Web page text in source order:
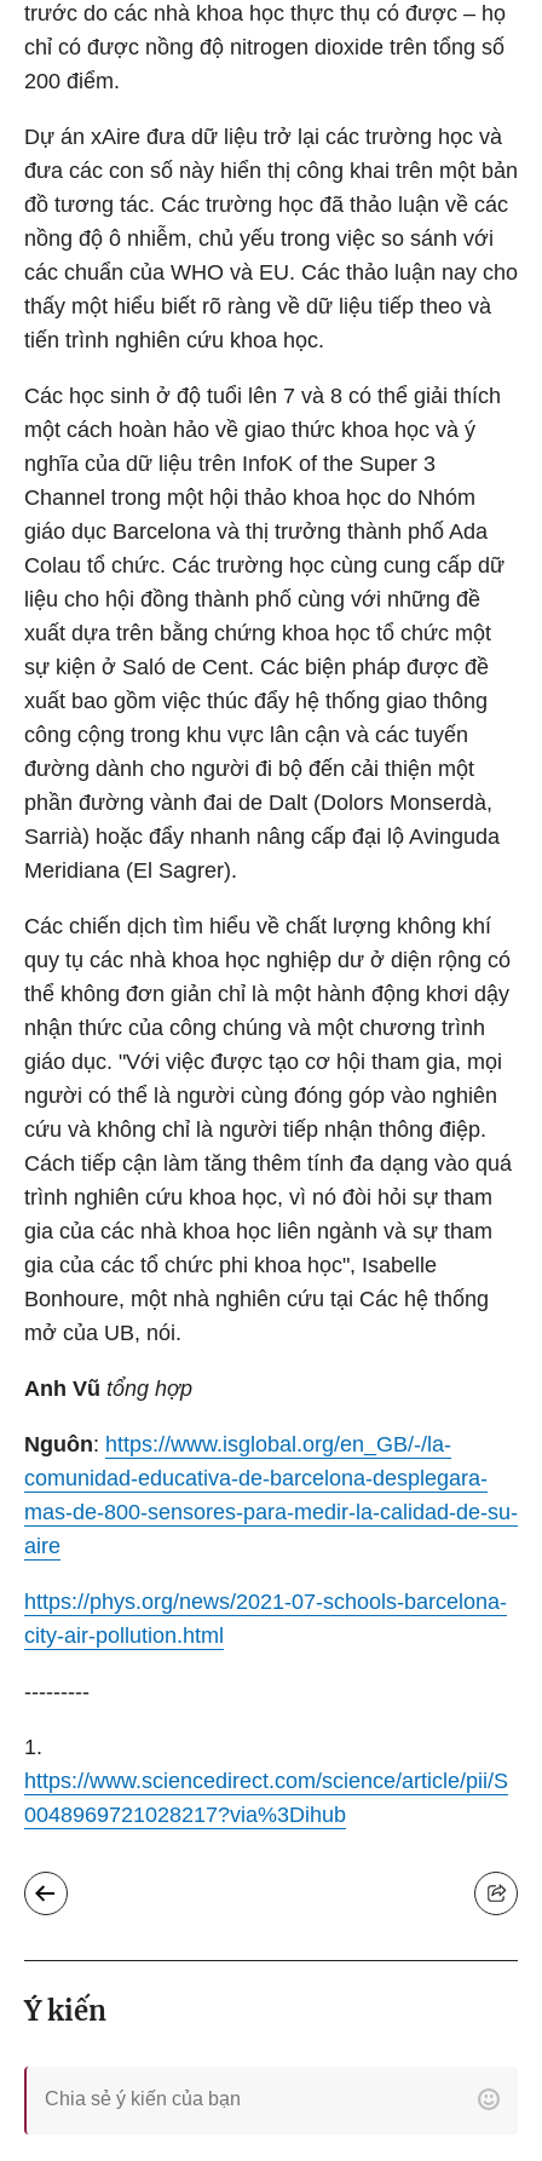
trước do các nhà khoa học thực thụ có được – họ
chỉ có được nồng độ nitrogen dioxide trên tổng số
200 điểm.
Dự án xAire đưa dữ liệu trở lại các trường học và
đưa các con số này hiển thị công khai trên một bản
đồ tương tác. Các trường học đã thảo luận về các
nồng độ ô nhiễm, chủ yếu trong việc so sánh với
các chuẩn của WHO và EU. Các thảo luận nay cho
thấy một hiểu biết rõ ràng về dữ liệu tiếp theo và
tiến trình nghiên cứu khoa học.
Các học sinh ở độ tuổi lên 7 và 8 có thể giải thích
một cách hoàn hảo về giao thức khoa học và ý
nghĩa của dữ liệu trên InfoK of the Super 3
Channel trong một hội thảo khoa học do Nhóm
giáo dục Barcelona và thị trưởng thành phố Ada
Colau tổ chức. Các trường học cùng cung cấp dữ
liệu cho hội đồng thành phố cùng với những đề
xuất dựa trên bằng chứng khoa học tổ chức một
sự kiện ở Saló de Cent. Các biện pháp được đề
xuất bao gồm việc thúc đẩy hệ thống giao thông
công cộng trong khu vực lân cận và các tuyến
đường dành cho người đi bộ đến cải thiện một
phần đường vành đai de Dalt (Dolors Monserdà,
Sarrià) hoặc đẩy nhanh nâng cấp đại lộ Avinguda
Meridiana (El Sagrer).
Các chiến dịch tìm hiểu về chất lượng không khí
quy tụ các nhà khoa học nghiệp dư ở diện rộng có
thể không đơn giản chỉ là một hành động khơi dậy
nhận thức của công chúng và một chương trình
giáo dục. "Với việc được tạo cơ hội tham gia, mọi
người có thể là người cùng đóng góp vào nghiên
cứu và không chỉ là người tiếp nhận thông điệp.
Cách tiếp cận làm tăng thêm tính đa dạng vào quá
trình nghiên cứu khoa học, vì nó đòi hỏi sự tham
gia của các nhà khoa học liên ngành và sự tham
gia của các tổ chức phi khoa học", Isabelle
Bonhoure, một nhà nghiên cứu tại Các hệ thống
mở của UB, nói.
Anh Vũ tổng hợp
Nguôn: https://www.isglobal.org/en_GB/-/la-
comunidad-educativa-de-barcelona-desplegara-
mas-de-800-sensores-para-medir-la-calidad-de-su-
aire
https://phys.org/news/2021-07-schools-barcelona-
city-air-pollution.html
---------
1.
https://www.sciencedirect.com/science/article/pii/S
0048969721028217?via%3Dihub
Ý kiến